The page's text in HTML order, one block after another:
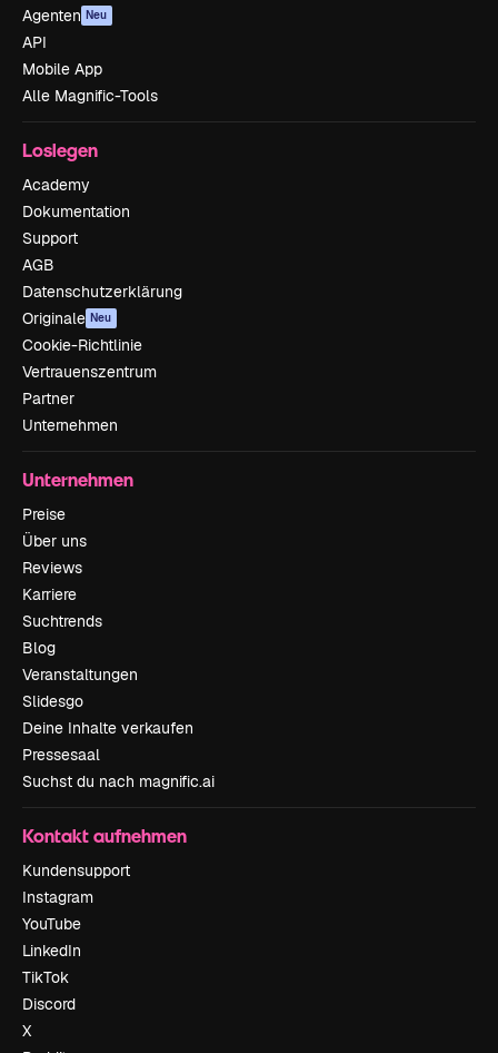
Agenten Neu
API
Mobile App
Alle Magnific-Tools
Loslegen
Academy
Dokumentation
Support
AGB
Datenschutzerklärung
Originale Neu
Cookie-Richtlinie
Vertrauenszentrum
Partner
Unternehmen
Unternehmen
Preise
Über uns
Reviews
Karriere
Suchtrends
Blog
Veranstaltungen
Slidesgo
Deine Inhalte verkaufen
Pressesaal
Suchst du nach magnific.ai
Kontakt aufnehmen
Kundensupport
Instagram
YouTube
LinkedIn
TikTok
Discord
X